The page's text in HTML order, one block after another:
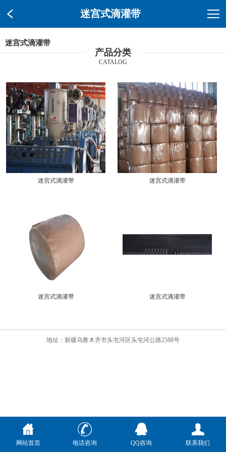
迷宫式滴灌带
迷宫式滴灌带
产品分类
CATALOG
迷宫式滴灌带 迷宫式滴灌带
迷宫式滴灌带 迷宫式滴灌带
地址：新疆乌鲁木齐市头屯河区头屯河公路2588号
网站首页 电话咨询 QQ咨询 联系我们